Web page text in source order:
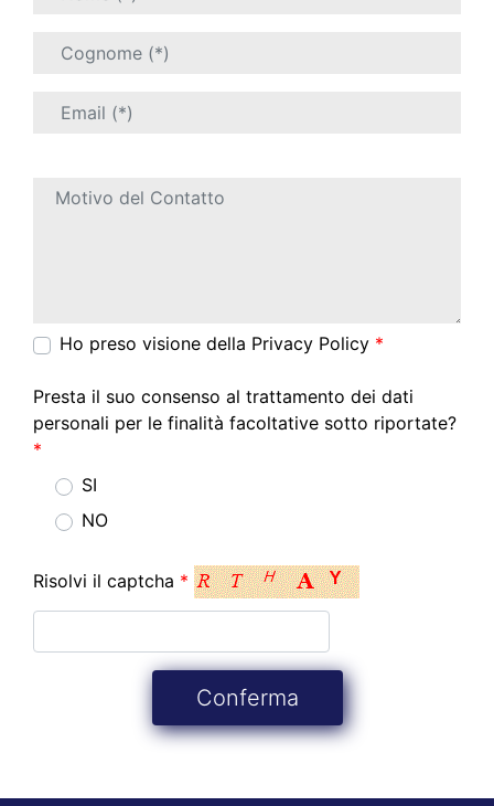
Ho preso visione della Privacy Policy *
Presta il suo consenso al trattamento dei dati
Presta il suo consenso al trattamento dei dati
personali per le finalità facoltative sotto riportate?
*
SI
NO
Risolvi il captcha *